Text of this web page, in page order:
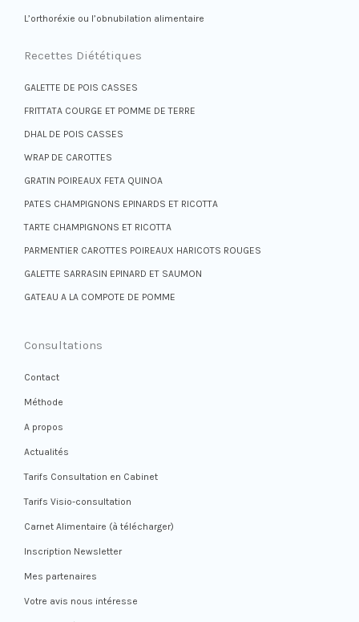
L’orthoréxie ou l’obnubilation alimentaire
Recettes Diététiques
GALETTE DE POIS CASSES
FRITTATA COURGE ET POMME DE TERRE
DHAL DE POIS CASSES
WRAP DE CAROTTES
GRATIN POIREAUX FETA QUINOA
PATES CHAMPIGNONS EPINARDS ET RICOTTA
TARTE CHAMPIGNONS ET RICOTTA
PARMENTIER CAROTTES POIREAUX HARICOTS ROUGES
GALETTE SARRASIN EPINARD ET SAUMON
GATEAU A LA COMPOTE DE POMME
Consultations
Contact
Méthode
A propos
Actualités
Tarifs Consultation en Cabinet
Tarifs Visio-consultation
Carnet Alimentaire (à télécharger)
Inscription Newsletter
Mes partenaires
Votre avis nous intéresse